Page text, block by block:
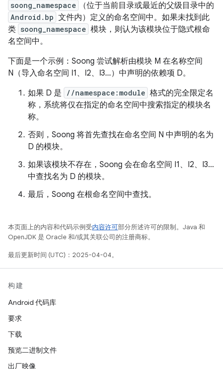
soong_namespace （位于当前目录或最近的父级目录中的
Android.bp 文件内）定义的命名空间中。如果未找到此
类 soong_namespace 模块，则认为该模块位于隐式根命
名空间中。
下面是一个示例：Soong 尝试解析由模块 M 在名称空间
N（导入命名空间 I1、I2、I3…）中声明的依赖项 D。
如果 D 是
//namespace:module 格式的完全限定名
称，系统将仅在指定的命名空间中搜索指定的模块名
称。
否则，Soong 将首先查找在命名空间 N 中声明的名为
D 的模块。
如果该模块不存在，Soong 会在命名空间 I1、I2、I3…
中查找名为 D 的模块。
最后，Soong 在根命名空间中查找。
本页面上的内容和代码示例受内容许可部分所述许可的限制。Java 和
OpenJDK 是 Oracle 和/或其关联公司的注册商标。
最后更新时间 (UTC)：2025-04-04。
构建
Android 代码库
要求
下载
预览二进制文件
出厂映像